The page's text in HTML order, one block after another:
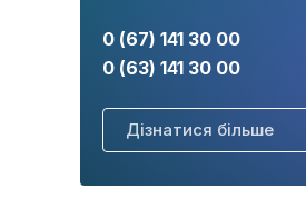
0 (67) 141 30 00
0 (63) 141 30 00
Дізнатися більше